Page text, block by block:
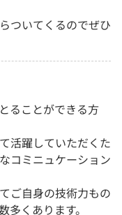
ついてくるのでぜひ
ることができる方
活躍していただくた
コミニュケーション
ご自身の技術力もの
くあります。